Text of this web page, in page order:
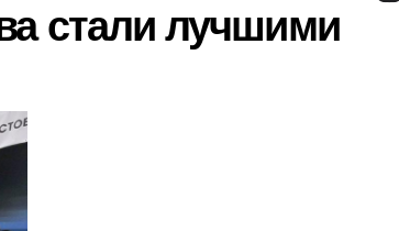
стали лучшими